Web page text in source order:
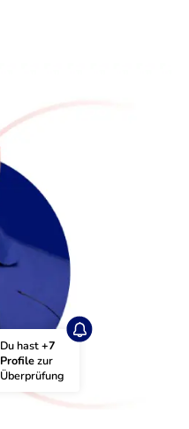
Du hast +7
Profile zur
Überprüfung